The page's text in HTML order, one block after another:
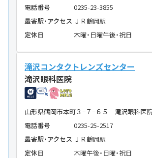
電話番号
0235-23-3855
最寄駅・アクセス ＪＲ鶴岡駅
定休日
木曜・日曜午後・祝日
滝沢コンタクトレンズセンター
滝沢眼科医院
山形県鶴岡市本町３−７−６５ 滝沢眼科医
電話番号
0235-25-2517
最寄駅・アクセス ＪＲ鶴岡駅
定休日
木曜午後・日曜・祝日